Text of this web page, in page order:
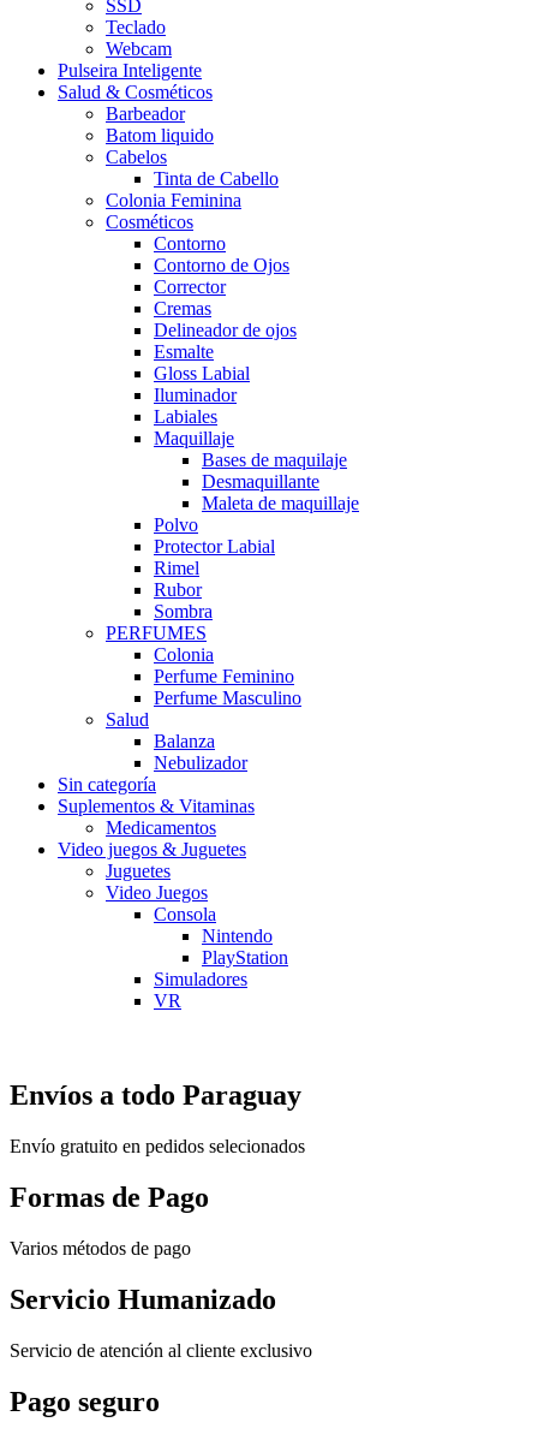
SSD
Teclado
Webcam
Pulseira Inteligente
Salud & Cosméticos
Barbeador
Batom liquido
Cabelos
Tinta de Cabello
Colonia Feminina
Cosméticos
Contorno
Contorno de Ojos
Corrector
Cremas
Delineador de ojos
Esmalte
Gloss Labial
Iluminador
Labiales
Maquillaje
Bases de maquilaje
Desmaquillante
Maleta de maquillaje
Polvo
Protector Labial
Rimel
Rubor
Sombra
PERFUMES
Colonia
Perfume Feminino
Perfume Masculino
Salud
Balanza
Nebulizador
Sin categoría
Suplementos & Vitaminas
Medicamentos
Video juegos & Juguetes
Juguetes
Video Juegos
Consola
Nintendo
PlayStation
Simuladores
VR
Envíos a todo Paraguay
Envío gratuito en pedidos selecionados
Formas de Pago
Varios métodos de pago
Servicio Humanizado
Servicio de atención al cliente exclusivo
Pago seguro